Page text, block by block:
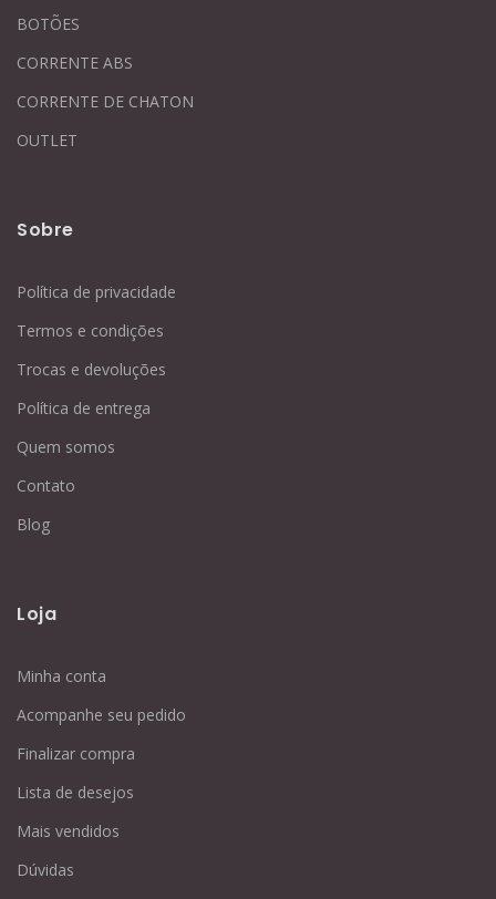
BOTÕES
CORRENTE ABS
CORRENTE DE CHATON
OUTLET
Sobre
Política de privacidade
Termos e condições
Trocas e devoluções
Política de entrega
Quem somos
Contato
Blog
Loja
Minha conta
Acompanhe seu pedido
Finalizar compra
Lista de desejos
Mais vendidos
Dúvidas